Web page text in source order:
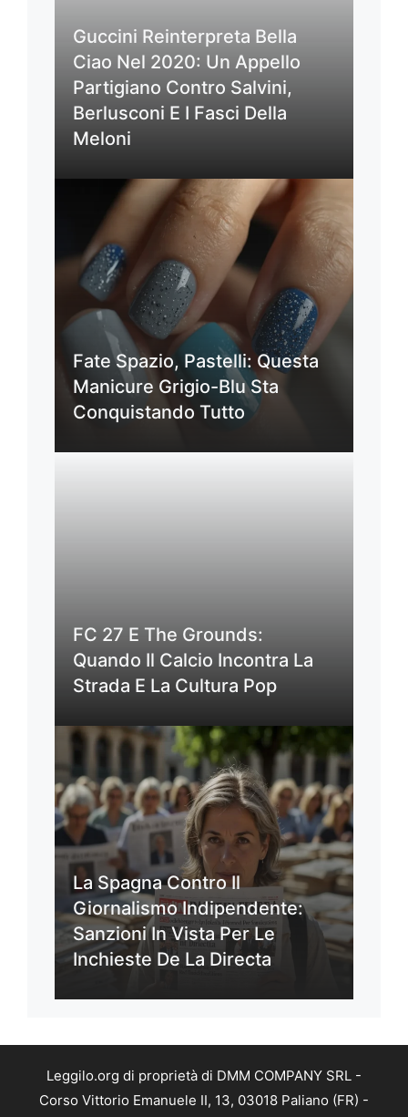
Guccini Reinterpreta Bella
Ciao Nel 2020: Un Appello
Partigiano Contro Salvini,
Berlusconi E I Fasci Della
Meloni
Fate Spazio, Pastelli: Questa
Manicure Grigio-Blu Sta
Conquistando Tutto
FC 27 E The Grounds:
Quando Il Calcio Incontra La
Strada E La Cultura Pop
La Spagna Contro Il
Giornalismo Indipendente:
Sanzioni In Vista Per Le
Inchieste De La Directa
Leggilo.org di proprietà di DMM COMPANY SRL -
Corso Vittorio Emanuele II, 13, 03018 Paliano (FR) -